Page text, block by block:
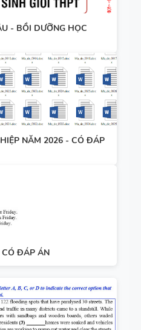
- BỒI DƯỠNG HỌC
NĂM 2026 - CÓ ĐÁP
CÓ ĐÁP ÁN